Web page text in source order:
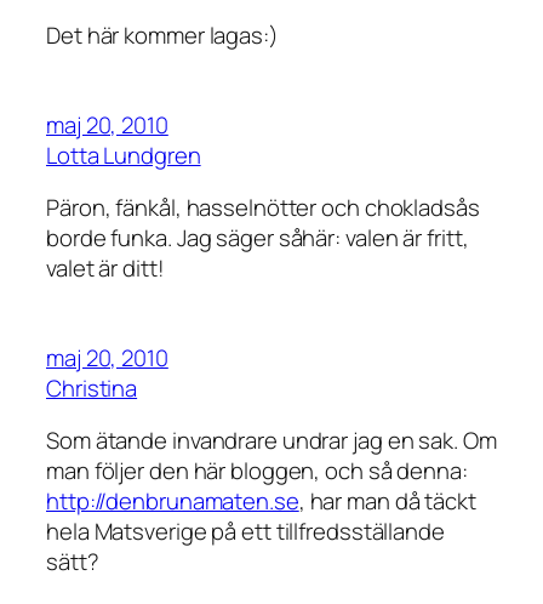
Det här kommer lagas:)
maj 20, 2010
Lotta Lundgren
Päron, fänkål, hasselnötter och chokladsås
borde funka. Jag säger såhär: valen är fritt,
valet är ditt!
maj 20, 2010
Christina
Som ätande invandrare undrar jag en sak. Om
man följer den här bloggen, och så denna:
http://denbrunamaten.se, har man då täckt
hela Matsverige på ett tillfredsställande
sätt?